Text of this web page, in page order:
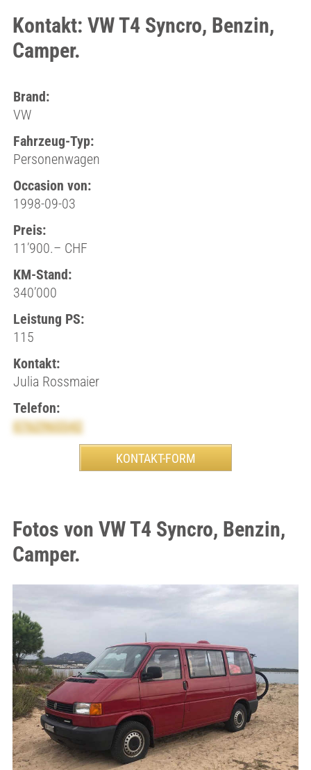
Kontakt: VW T4 Syncro, Benzin,
Camper.
Brand:
VW
Fahrzeug-Typ:
Personenwagen
Occasion von:
1998-09-03
Preis:
11’900.– CHF
KM-Stand:
340’000
Leistung PS:
115
Kontakt:
Julia Rossmaier
Telefon:
0762965542
Fotos von VW T4 Syncro, Benzin,
Camper.